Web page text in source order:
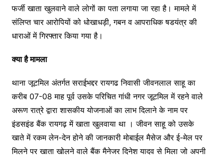
फर्जी खाता खुलवाने वाले लोगों का पता लगाया जा रहा है। मामले में
संलिप्त चार आरोपियों को धोखाधड़ी, गबन व आपराधिक षडयंत्र की
धाराओं में गिरफ्तार किया गया है।
क्या है मामला
थाना जूटमिल अंतर्गत सराईभद्दर रायगढ निवासी जीवनलाल साहू का
करीब 07-08 माह पूर्व उसके परिचित गांधी नगर जूटमिल में रहने वाले
अरूण रात्रे द्वारा शासकीय योजनाओं का लाभ दिलाने के नाम पर
इंडसइंड बैंक रायगढ़ में खाता खुलवाया था । जीवन साहू को उसके
खाते में रकम लेन-देन होने की जानकारी मोबाईल मैसेज और ई-मेल पर
मिलने पर खाता खोलने वाले बैंक मैनेजर दिनेश यादव से मिला जो अपनी